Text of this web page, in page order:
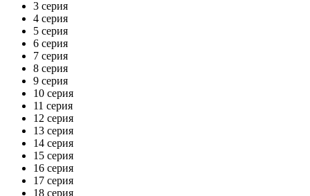
3 серия
4 серия
5 серия
6 серия
7 серия
8 серия
9 серия
10 серия
11 серия
12 серия
13 серия
14 серия
15 серия
16 серия
17 серия
18 серия